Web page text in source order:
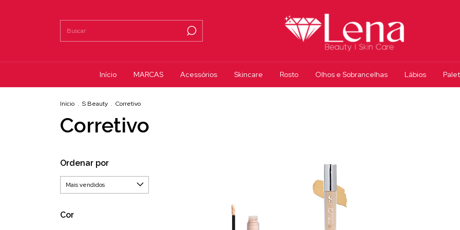
Início MARCAS Acessórios Skincare Rosto Olhos e Sobrancelhas Lábios
Início . S Beauty . Corretivo
Corretivo
Ordenar por
Cor